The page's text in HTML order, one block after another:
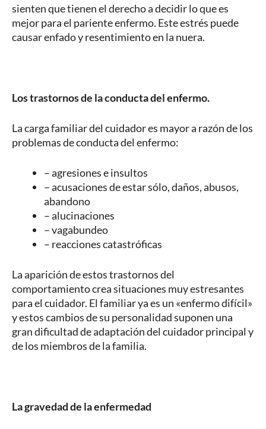
sienten que tienen el derecho a decidir lo que es
mejor para el pariente enfermo. Este estrés puede
causar enfado y resentimiento en la nuera.
Los trastornos de la conducta del enfermo.
La carga familiar del cuidador es mayor a razón de los
problemas de conducta del enfermo:
– agresiones e insultos
– acusaciones de estar sólo, daños, abusos,
abandono
– alucinaciones
– vagabundeo
– reacciones catastróficas
La aparición de estos trastornos del
comportamiento crea situaciones muy estresantes
para el cuidador. El familiar ya es un «enfermo difícil»
y estos cambios de su personalidad suponen una
gran dificultad de adaptación del cuidador principal y
de los miembros de la familia.
La gravedad de la enfermedad